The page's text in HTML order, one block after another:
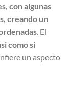
con algunas
creando un
. El
como si
un aspecto